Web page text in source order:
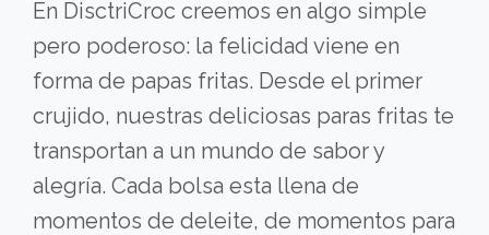
En DisctriCroc creemos en algo simple
pero poderoso: la felicidad viene en
forma de papas fritas. Desde el primer
crujido, nuestras deliciosas paras fritas te
transportan a un mundo de sabor y
alegría. Cada bolsa esta llena de
momentos de deleite, de momentos para